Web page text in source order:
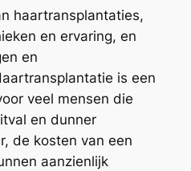
haartransplantaties,
en ervaring, en
en
is een
veel mensen die
en dunner
de kosten van een
aanzienlijk